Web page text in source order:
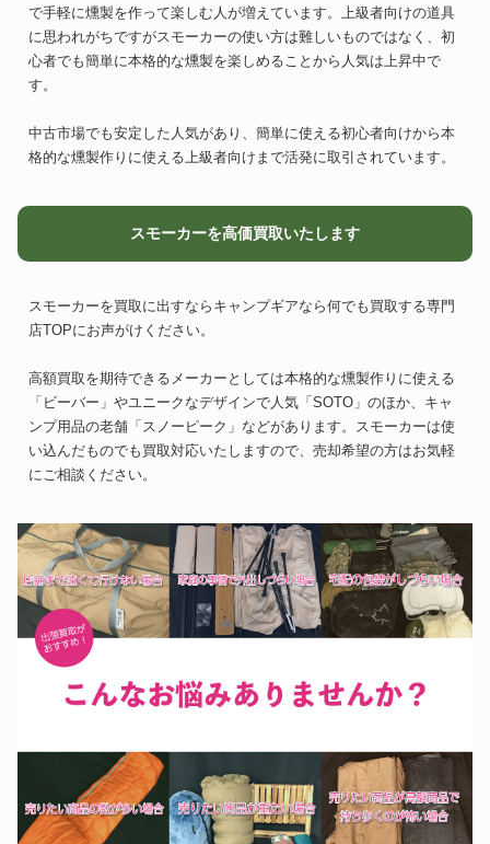
で手軽に燻製を作って楽しむ人が増えています。上級者向けの道具
に思われがちですがスモーカーの使い方は難しいものではなく、初
心者でも簡単に本格的な燻製を楽しめることから人気は上昇中で
す。
中古市場でも安定した人気があり、簡単に使える初心者向けから本
格的な燻製作りに使える上級者向けまで活発に取引されています。
スモーカーを高価買取いたします
スモーカーを買取に出すならキャンプギアなら何でも買取する専門
店TOPにお声がけください。
高額買取を期待できるメーカーとしては本格的な燻製作りに使える
「ビーバー」やユニークなデザインで人気「SOTO」のほか、キャ
ンプ用品の老舗「スノーピーク」などがあります。スモーカーは使
い込んだものでも買取対応いたしますので、売却希望の方はお気軽
にご相談ください。